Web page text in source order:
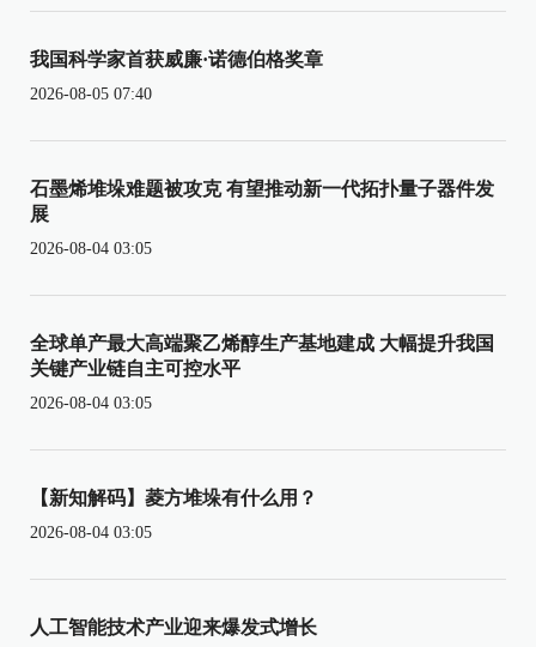
我国科学家首获威廉·诺德伯格奖章
2026-08-05 07:40
石墨烯堆垛难题被攻克 有望推动新一代拓扑量子器件发
展
2026-08-04 03:05
全球单产最大高端聚乙烯醇生产基地建成 大幅提升我国
关键产业链自主可控水平
2026-08-04 03:05
【新知解码】菱方堆垛有什么用？
2026-08-04 03:05
人工智能技术产业迎来爆发式增长